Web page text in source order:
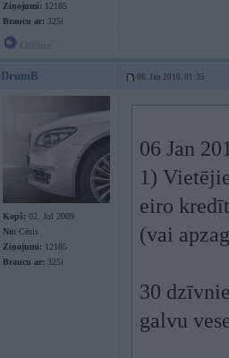
Ziņojumi: 12185
Braucu ar: 325i
DrumB 06. Jan 2016, 01:35
Kopš: 02. Jul 2009
No: Cēsis
Ziņojumi: 12185
Braucu ar: 325i
06 Jan
1)
eiro
(vai
30
galvu